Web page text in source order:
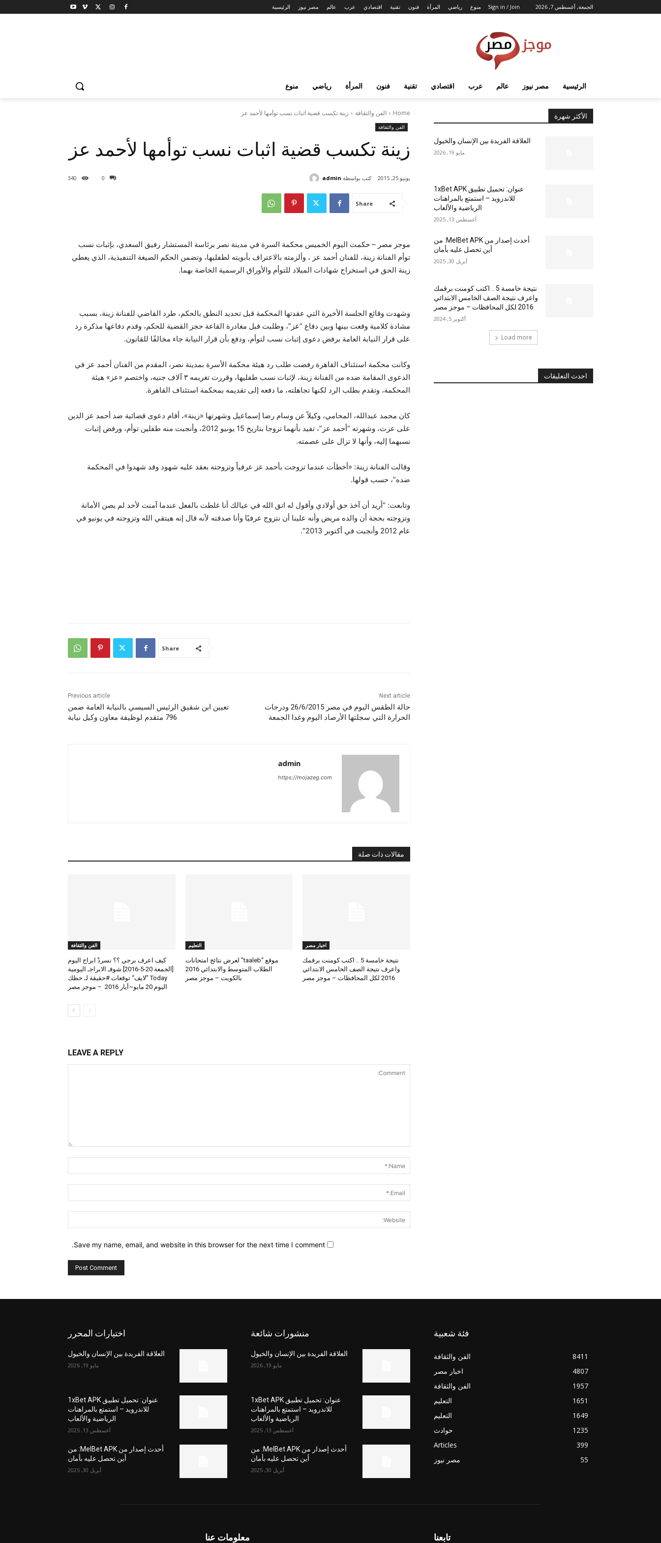
الجمعة, أغسطس 7, 2026 Sign in / Join الرئيسية مصر نيوز عالم عرب اقتصادي تقنية فنون المرأة رياضي منوع
الرئيسية مصر نيوز عالم عرب اقتصادي تقنية فنون المرأة رياضي منوع
Home الفن والثقافة زينة تكسب قضية اثبات نسب توأمها لأحمد عز
الفن والثقافة
زينة تكسب قضية اثبات نسب توأمها لأحمد عز
0
340 يونيو 25, 2015 كتب بواسطة admin
Share
موجز مصر – حكمت اليوم الخميس محكمة السرة في مدينة نصر برئاسة المستشار رفيق السعدي، بإثبات نسب
توأم الفنانة زينة، للفنان أحمد عز ، وألزمته بالاعتراف بأبويته لطفليها، وتضمن الحكم الصيغة التنفيذية، الذي يعطي
زينة الحق في استخراج شهادات الميلاد للتوأم والأوراق الرسمية الخاصة بهما.
وشهدت وقائع الجلسة الأخيرة التي عقدتها المحكمة قبل تحديد النطق بالحكم، طرد القاضي للفنانة زينة، بسبب
مشادة كلامية وقعت بينها وبين دفاع “عز”، وطلبت قبل مغادرة القاعة حجز القضية للحكم، وقدم دفاعها مذكرة رد
على قرار النيابة العامة برفض دعوى إثبات نسب لتوأم، ودفع بأن قرار النيابة جاء مخالفًا للقانون.
وكانت محكمة استئناف القاهرة رفضت طلب رد هيئة محكمة الأسرة بمدينة نصر، المقدم من الفنان أحمد عز في
الدعوى المقامة ضده من الفنانة زينة، لإثبات نسب طفليها، وقررت تغريمه ٣ آلاف جنيه، واختصم «عز» هيئة
المحكمة، وتقدم بطلب الرد لكنها تجاهلته، ما دفعه إلى تقديمه بمحكمة استئناف القاهرة.
كان محمد عبدالله، المحامي، وكيلاً عن وسام رضا إسماعيل وشهرتها «زينة»، أقام دعوى قضائية ضد أحمد عز الدين
على عزت، وشهرته “أحمد عز”، تفيد بأنهما تزوجا بتاريخ 15 يونيو 2012، وأنجبت منه طفلين توأم، ورفض إثبات
نسبهما إليه، وأنها لا تزال على عصمته.
وقالت الفنانة زينة: «أخطأت عندما تزوجت بأحمد عز عرفياً وتزوجته بعقد عليه شهود وقد شهدوا في المحكمة
ضده”، حسب قولها.
وتابعت: “أريد أن آخذ حق أولادي وأقول له اتق الله في عيالك أنا غلطت بالفعل عندما آمنت لأحد لم يصن الأمانة
وتزوجته بحجة أن والده مريض وأنه علينا أن نتزوج عرفيًا وأنا صدقته لأنه قال إنه هيتقي الله وتزوجته في يونيو في
عام 2012 وأنجبت في أكتوبر 2013″.
Share
Previous article
تعيين ابن شقيق الرئيس السيسي بالنيابة العامة ضمن
796 متقدم لوظيفة معاون وكيل نيابة
Next article
حالة الطقس اليوم في مصر 26/6/2015 ودرجات
الحرارة التي سجلتها الأرصاد اليوم وغدا الجمعة
admin
https://mojazeg.com
مقالات ذات صلة
اخبار مصر
نتيجة خامسة 5 .. اكتب كومنت برقمك
واعرف نتيجة الصف الخامس الابتدائي
2016 لكل المحافظات – موجز مصر
التعليم
موقع “taaleb” لعرض نتائج امتحانات
الطلاب المتوسط والابتدائي 2016
بالكويت – موجز مصر
الفن والثقافة
كيف اعرف برجي ؟؟ نسردْ ابراج اليوم
[الجمعة 20-5-2016] شوفـ الابراجـ اليومية
Today ”لايف“ توقعات #حقيقة لـ حظك
اليوم 20 مايو~أيار 2016 – موجز مصر
LEAVE A REPLY
Save my name, email, and website in this browser for the next time I comment.
الأكثر شهرة
العلاقة الفريدة بين الإنسان والخيول
مايو 19, 2026
عنوان: تحميل تطبيق 1xBet APK
للاندرويد – استمتع بالمراهنات
الرياضية والألعاب
أغسطس 13, 2025
أحدث إصدار من MelBet APK: من
أين تحصل عليه بأمان
أبريل 30, 2025
نتيجة خامسة 5 .. اكتب كومنت برقمك
واعرف نتيجة الصف الخامس الابتدائي
2016 لكل المحافظات – موجز مصر
أكتوبر 5, 2024
Load more
احدث التعليقات
اختيارات المحرر
العلاقة الفريدة بين الإنسان والخيول
مايو 19, 2026
عنوان: تحميل تطبيق 1xBet APK
للاندرويد – استمتع بالمراهنات
الرياضية والألعاب
أغسطس 13, 2025
أحدث إصدار من MelBet APK: من
أين تحصل عليه بأمان
أبريل 30, 2025
منشورات شائعة
العلاقة الفريدة بين الإنسان والخيول
مايو 19, 2026
عنوان: تحميل تطبيق 1xBet APK
للاندرويد – استمتع بالمراهنات
الرياضية والألعاب
أغسطس 13, 2025
أحدث إصدار من MelBet APK: من
أين تحصل عليه بأمان
أبريل 30, 2025
فئة شعبية
الفن والثقافة
8411
اخبار مصر
4807
الفن والثقافة
1957
التعليم
1651
التعليم
1649
حوادث
1235
Articles
399
مصر نيوز
55
معلومات عنا تابعنا